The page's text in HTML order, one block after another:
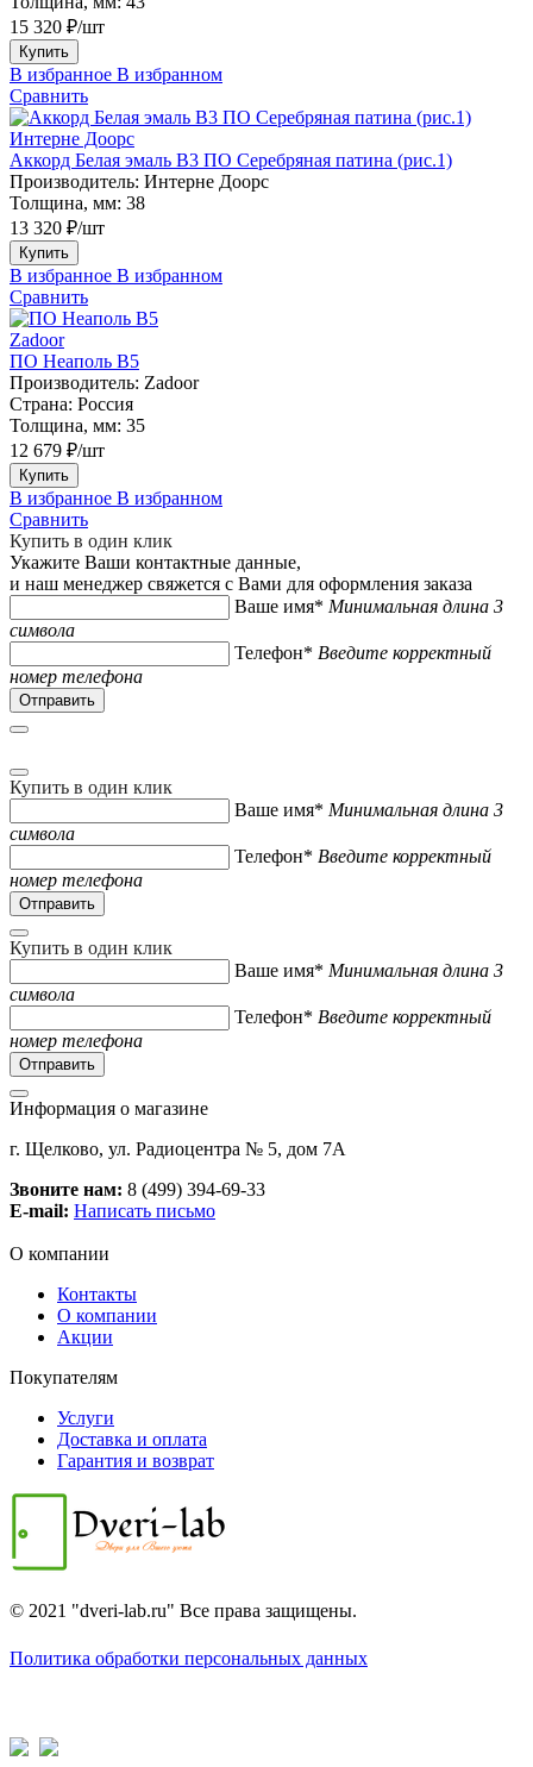
15 320 ₽/шт
Купить
В избранное В избранном
Сравнить
Интерне Доорс
Аккорд Белая эмаль В3 ПО Серебряная патина (рис.1)
Производитель: Интерне Доорс
Толщина, мм: 38
13 320 ₽/шт
Купить
В избранное В избранном
Сравнить
Zadoor
ПО Неаполь В5
Производитель: Zadoor
Страна: Россия
Толщина, мм: 35
12 679 ₽/шт
Купить
В избранное В избранном
Сравнить
Купить в один клик
Укажите Ваши контактные данные,
и наш менеджер свяжется с Вами для оформления заказа
Ваше имя* Минимальная длина 3
символа
Телефон* Введите корректный
номер телефона
Купить в один клик
Ваше имя* Минимальная длина 3
символа
Телефон* Введите корректный
номер телефона
Купить в один клик
Ваше имя* Минимальная длина 3
символа
Телефон* Введите корректный
номер телефона
Информация о магазине
г. Щелково, ул. Радиоцентра № 5, дом 7А
Звоните нам: 8 (499) 394-69-33
E-mail: Написать письмо
О компании
Контакты
О компании
Акции
Покупателям
Услуги
Доставка и оплата
Гарантия и возврат
© 2021 "dveri-lab.ru" Все права защищены.
Политика обработки персональных данных